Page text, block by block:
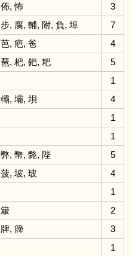
佈,怖
3
步, 腐, 輔, 附, 負, 埠
7
芭, 疤, 爸
4
琶, 杷, 鈀, 耙
5
1
欛, 壩, 垻
4
1
1
弊, 幣, 斃, 陛
5
菠, 坡, 玻
4
1
簸
2
牌, 簰
3
1